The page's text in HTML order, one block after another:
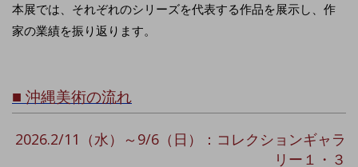
本展では、それぞれのシリーズを代表する作品を展示し、作
家の業績を振り返ります。
■ 沖縄美術の流れ
2026.2/11（水）～9/6（日）：コレクションギャラ
リー１・３